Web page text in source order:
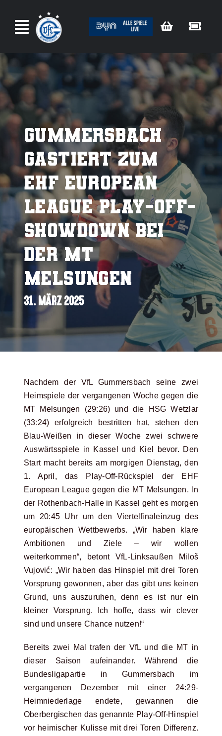
Inhalt
springen
Gummersbach
gastiert zum
EHF European
League Play-Off-
Showdown bei
der MT
Melsungen
31. MÄRZ 2025
Nachdem der VfL Gummersbach seine zwei
Heimspiele der vergangenen Woche gegen die
MT Melsungen (29:26) und die HSG Wetzlar
(33:24) erfolgreich bestritten hat, stehen den
Blau-Weißen in dieser Woche zwei schwere
Auswärtsspiele in Kassel und Kiel bevor. Den
Start macht bereits am morgigen Dienstag, den
1. April, das Play-Off-Rückspiel der EHF
European League gegen die MT Melsungen. In
der Rothenbach-Halle in Kassel geht es morgen
um 20:45 Uhr um den Viertelfinaleinzug des
europäischen Wettbewerbs. „Wir haben klare
Ambitionen und Ziele – wir wollen
weiterkommen“, betont VfL-Linksaußen Miloš
Vujović: „Wir haben das Hinspiel mit drei Toren
Vorsprung gewonnen, aber das gibt uns keinen
Grund, uns auszuruhen, denn es ist nur ein
kleiner Vorsprung. Ich hoffe, dass wir clever
sind und unsere Chance nutzen!“
Bereits zwei Mal trafen der VfL und die MT in
dieser Saison aufeinander. Während die
Bundesligapartie in Gummersbach im
vergangenen Dezember mit einer 24:29-
Heimniederlage endete, gewannen die
Oberbergischen das genannte Play-Off-Hinspiel
vor heimischer Kulisse mit drei Toren Differenz.